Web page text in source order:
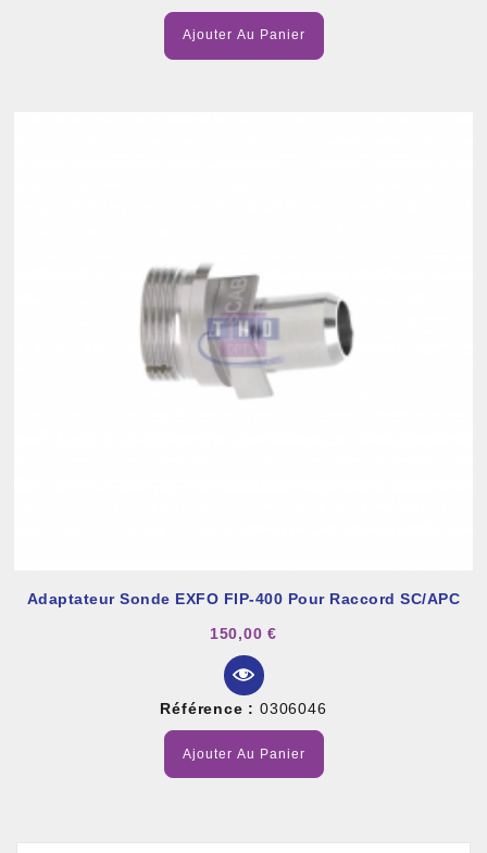
Ajouter Au Panier
Adaptateur Sonde EXFO FIP-400 Pour Raccord SC/APC
150,00 €
Référence : 0306046
Ajouter Au Panier